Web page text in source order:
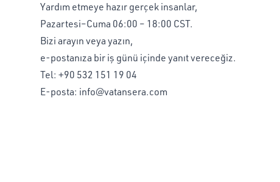
Yardım etmeye hazır gerçek insanlar,
Pazartesi–Cuma 06:00 – 18:00 CST.
Bizi arayın veya yazın,
e-postanıza bir iş günü içinde yanıt vereceğiz.
Tel: +90 532 151 19 04
E-posta: info@vatansera.com